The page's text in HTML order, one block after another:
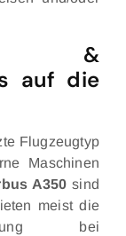
&
auf die
Flugzeugtyp
Maschinen
A350 sind
meist die
bei